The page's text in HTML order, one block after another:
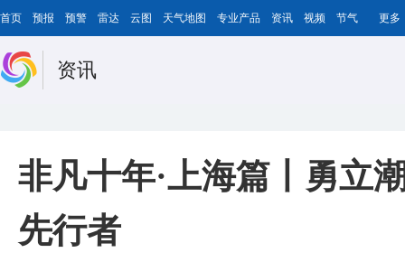
首页 预报 预警 雷达 云图 天气地图 专业产品 资讯 视频 节气 更多
资讯
非凡十年·上海篇丨勇立
先行者